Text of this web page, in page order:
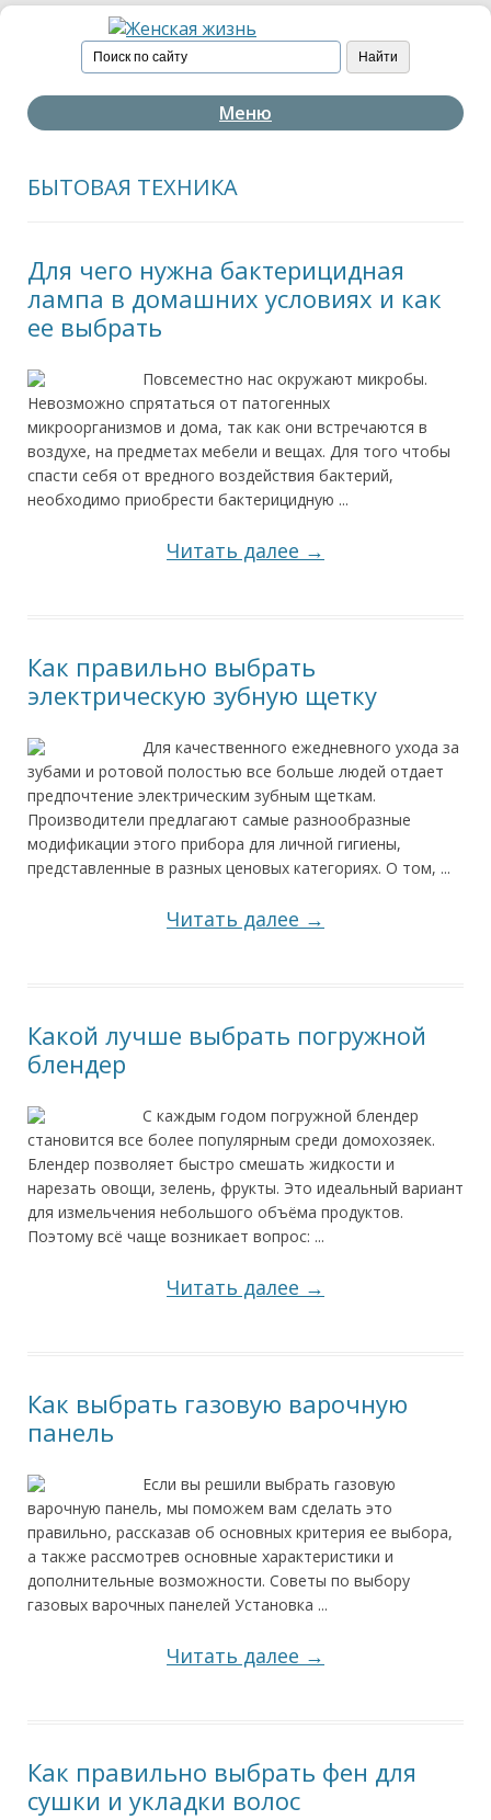
Меню
БЫТОВАЯ ТЕХНИКА
Для чего нужна бактерицидная
лампа в домашних условиях и как
ее выбрать
Повсеместно нас окружают микробы.
Невозможно спрятаться от патогенных
микроорганизмов и дома, так как они встречаются в
воздухе, на предметах мебели и вещах. Для того чтобы
спасти себя от вредного воздействия бактерий,
необходимо приобрести бактерицидную ...
Читать далее →
Как правильно выбрать
электрическую зубную щетку
Для качественного ежедневного ухода за
зубами и ротовой полостью все больше людей отдает
предпочтение электрическим зубным щеткам.
Производители предлагают самые разнообразные
модификации этого прибора для личной гигиены,
представленные в разных ценовых категориях. О том, ...
Читать далее →
Какой лучше выбрать погружной
блендер
С каждым годом погружной блендер
становится все более популярным среди домохозяек.
Блендер позволяет быстро смешать жидкости и
нарезать овощи, зелень, фрукты. Это идеальный вариант
для измельчения небольшого объёма продуктов.
Поэтому всё чаще возникает вопрос: ...
Читать далее →
Как выбрать газовую варочную
панель
Если вы решили выбрать газовую
варочную панель, мы поможем вам сделать это
правильно, рассказав об основных критерия ее выбора,
а также рассмотрев основные характеристики и
дополнительные возможности. Советы по выбору
газовых варочных панелей Установка ...
Читать далее →
Как правильно выбрать фен для
сушки и укладки волос